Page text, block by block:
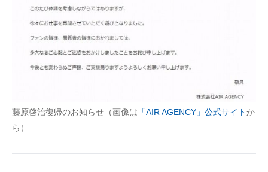
AI活用のいまが分かる
企業ITのトレンドを詳説
経営リーダーのコミュニティ
ITエンジニア向け専門サイト
藤原啓治復帰のお知らせ（画像は 「AIR AGENCY」公式サイトか
ら）